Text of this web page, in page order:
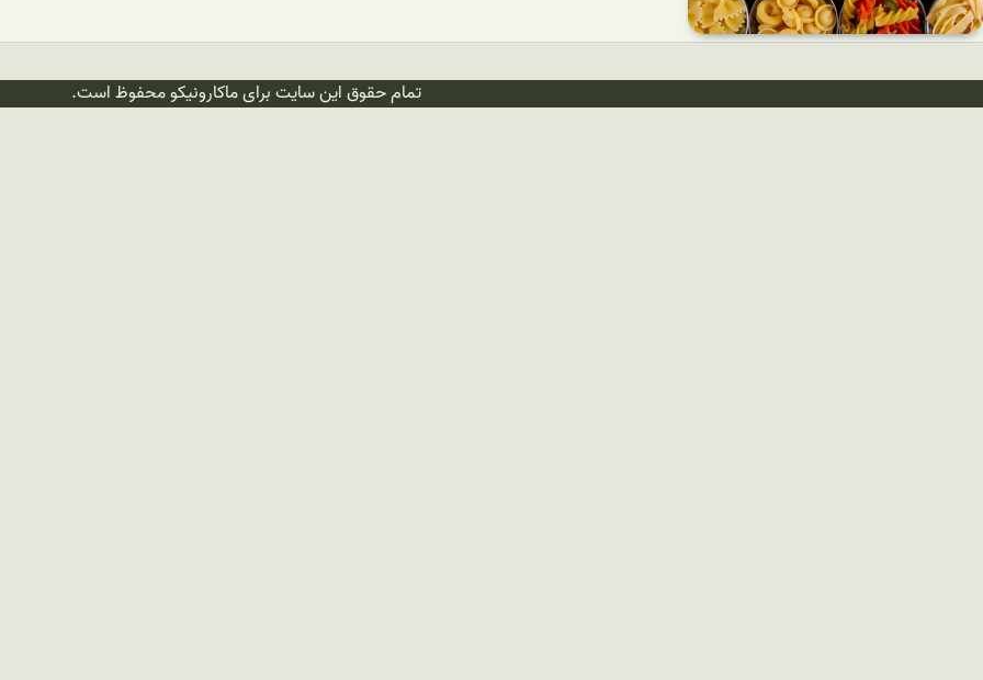
تمام حقوق این سایت برای ماکارونیکو محفوظ است.